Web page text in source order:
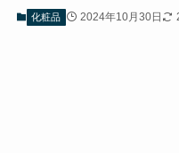
化粧品 2024年10月30日